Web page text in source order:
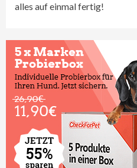
alles auf einmal fertig!